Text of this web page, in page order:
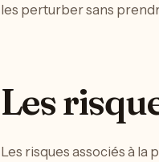
les perturber sans
Les
Les risques associés à la